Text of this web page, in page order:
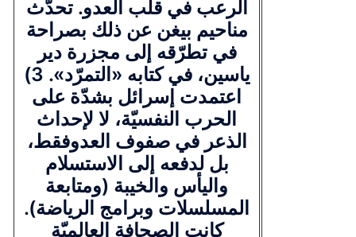
الرعب في قلب العدو. تحدّث
مناحيم بيغن عن ذلك بصراحة
في تطرّقه إلى مجزرة دير
ياسين، في كتابه «التمرّد». 3)
اعتمدت إسرائل بشدّة على
الحرب النفسيّة، لا لإحداث
الذعر في صفوف العدوفقط،
بل لدفعه إلى الاستسلام
واليأس والخيبة (ومتابعة
المسلسلات وبرامج الرياضة).
كانت الصحافة العالميّة